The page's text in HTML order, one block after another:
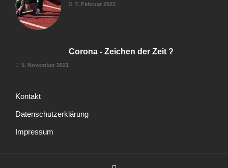
7. Februar 2022
Corona - Zeichen der Zeit ?
5. November 2021
Kontakt
Datenschutzerklärung
Impressum